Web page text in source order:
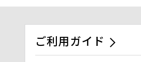
ご利用ガイド